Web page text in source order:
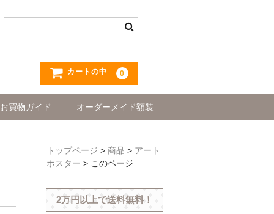
カートの中 0
お買物ガイド オーダーメイド額装
トップページ > 商品 > アート
ポスター > このページ
2万円以上で送料無料！